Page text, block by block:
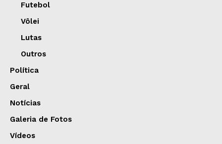
Futebol
Vôlei
Lutas
Outros
Política
Geral
Notícias
Galeria de Fotos
Vídeos